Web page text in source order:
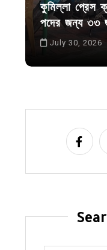
কুমিল্লা প্রেস
পদের জন্য ৩৩
July 30, 2026